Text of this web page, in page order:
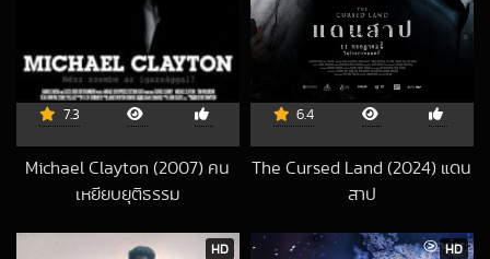
7.3
Michael Clayton (2007) คน
เหยียบยุติธรรม
6.4
The Cursed Land (2024) แดน
สาป
HD HD